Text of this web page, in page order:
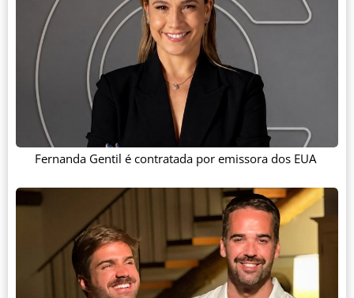
Fernanda Gentil é contratada por emissora dos EUA